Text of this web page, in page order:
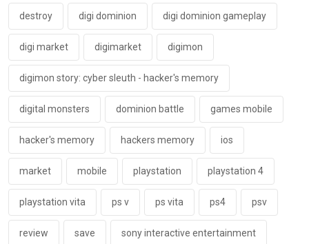
destroy digi dominion digi dominion gameplay
digi market digimarket digimon
digimon story: cyber sleuth - hacker's memory
digital monsters dominion battle games mobile
hacker's memory hackers memory ios
market mobile playstation playstation 4
playstation vita ps v ps vita ps4 psv
review save sony interactive entertainment